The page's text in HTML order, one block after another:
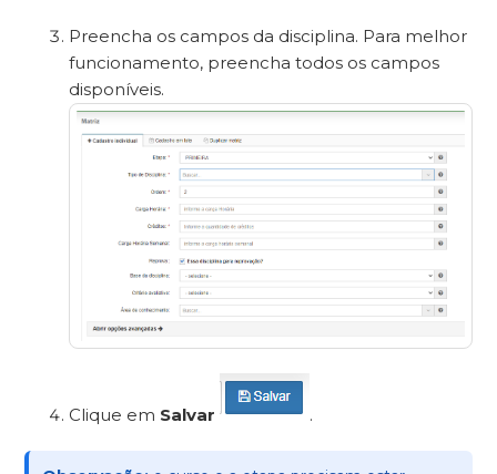
Preencha os campos da disciplina. Para melhor
funcionamento, preencha todos os campos
disponíveis.
Clique em Salvar .